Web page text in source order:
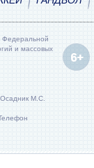
Федеральной
и массовых
Осадник М.С.